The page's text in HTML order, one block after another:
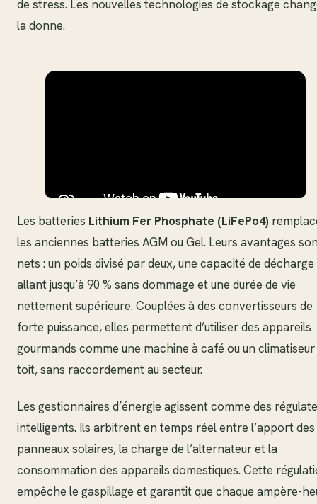
de stress. Les nouvelles technologies de stockage
la donne.
Les batteries Lithium Fer Phosphate (LiFePo4)
les anciennes batteries AGM ou Gel. Leurs avantages
nets : un poids divisé par deux, une capacité de décharge
allant jusqu’à 90 % sans dommage et une durée de vie
nettement supérieure. Couplées à des convertisseurs de
forte puissance, elles permettent d’utiliser des appareils
gourmands comme une machine à café ou un climatiseur
toit, sans raccordement au secteur.
Les gestionnaires d’énergie agissent comme des
intelligents. Ils arbitrent en temps réel entre l’apport des
panneaux solaires, la charge de l’alternateur et la
consommation des appareils domestiques. Cette
empêche le gaspillage et garantit que chaque ampère-